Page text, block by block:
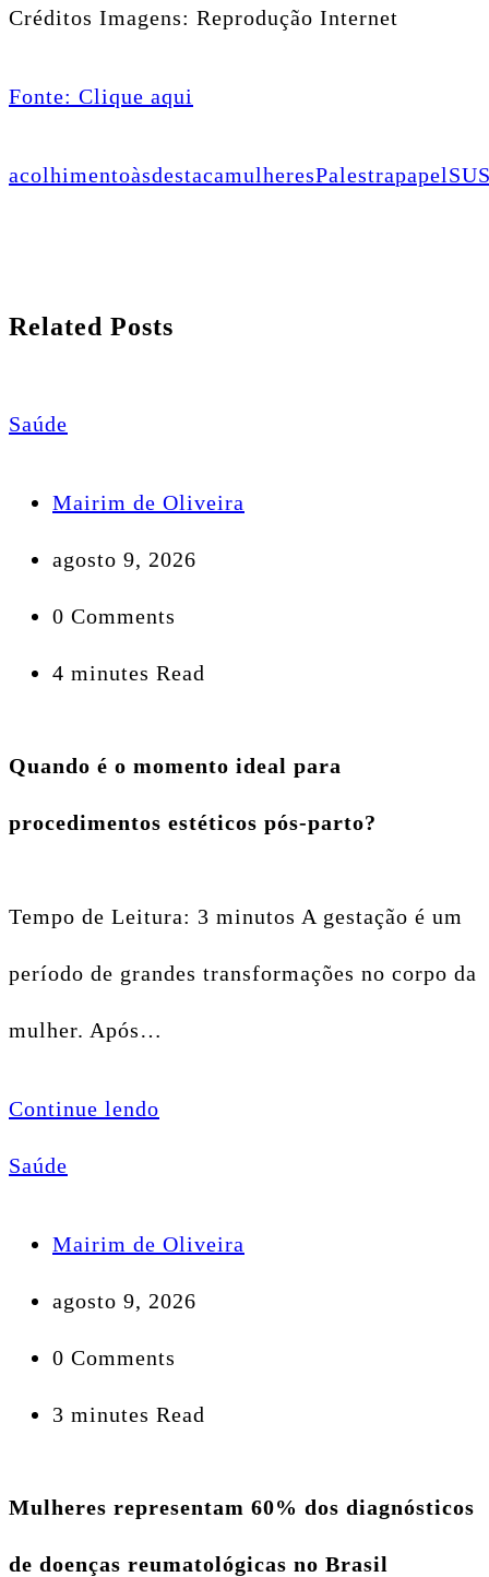
Créditos Imagens: Reprodução Internet
Fonte: Clique aqui
acolhimentoàsdestacamulheresPalestrapapel
Related Posts
Saúde
Mairim de Oliveira
agosto 9, 2026
0 Comments
4 minutes Read
Quando é o momento ideal para
procedimentos estéticos pós-parto?
Tempo de Leitura: 3 minutos A gestação é um
período de grandes transformações no corpo da
mulher. Após…
Continue lendo
Saúde
Mairim de Oliveira
agosto 9, 2026
0 Comments
3 minutes Read
Mulheres representam 60% dos diagnósticos
de doenças reumatológicas no Brasil